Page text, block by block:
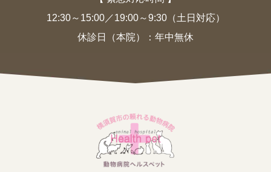
12:30～15:00／19:00～9:30（土日対応）
休診日（本院）：年中無休